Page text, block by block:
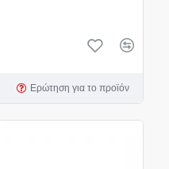
Ερώτηση για το προϊόν